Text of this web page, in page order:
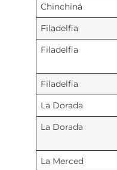
Chinchiná
Filadelfia
Filadelfia
Filadelfia
La Dorada
La Dorada
La Merced